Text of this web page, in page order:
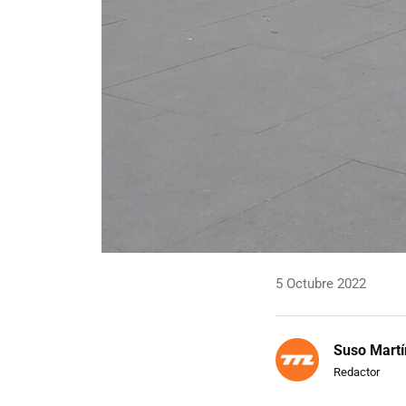
5 Octubre 2022
Suso
Redactor